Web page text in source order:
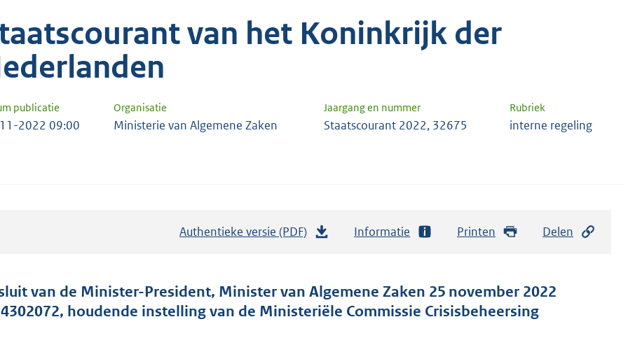
van het Koninkrijk der
publicatie Organisatie Jaargang en nummer Rubriek
2022 09:00 Ministerie van Algemene Zaken Staatscourant 2022, 32675 interne regeling
Authentieke versie (PDF)
t
a
Informatie Printen Delen
van de Minister-President, Minister van Algemene Zaken 25 november 2022
houdende instelling van de Ministeriële Commissie Crisisbeheersing